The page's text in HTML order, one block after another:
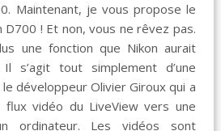
Maintenant, je vous propose le
D700 ! Et non, vous ne rêvez pas.
une fonction que Nikon aurait
s’agit tout simplement d’une
développeur Olivier Giroux qui a
vidéo du LiveView vers une
ordinateur. Les vidéos sont